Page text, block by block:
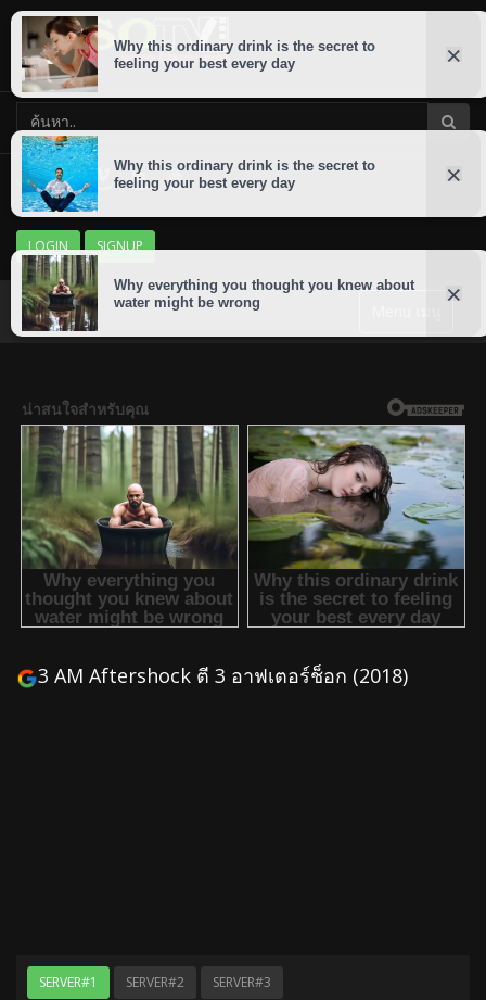
LOGIN SIGNUP
3 AM Aftershock ตี 3 อาฟเตอร์ช็อก (2018)
SERVER#1 SERVER#2 SERVER#3